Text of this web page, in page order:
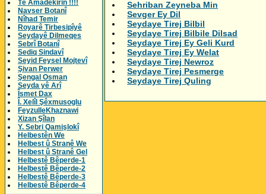
Tê Amadekirin !!!!
Navser Botanî
Nîhad Temir
Royarê Tirbesipîyê
Seydayê Dilmeqes
Sebrî Botanî
Sediq Sindavî
Seyid Feysel Mojtevî
Şivan Perwer
Şengal Osman
Seyda yê Arî
Îsmet Dax
Î. Xelîl Şêxmusoglu
FeyzulleKhaznawi
Xizan Şîlan
Y. Sebri Qamişlokî
Helbestên We
Helbest û Stranê We
Helbest û Stranê Gel
Helbestê Bêperde-1
Helbestê Bêperde-2
Helbestê Bêperde-3
Helbestê Bêperde-4
Sehriban Zeyneba Min
Sevger Ey Dil
Seydaye Tirej Bilbil
Seydaye Tirej Bilbile Dilsad
Seydaye Tirej Ey Geli Kurd
Seydaye Tirej Ey Welat
Seydaye Tirej Newroz
Seydaye Tirej Pesmerge
Seydaye Tirej Quling